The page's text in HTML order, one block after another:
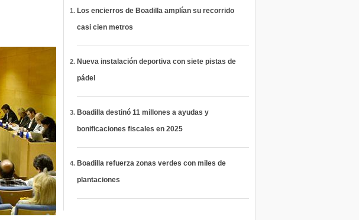
Los encierros de Boadilla amplían su recorrido
casi cien metros
Nueva instalación deportiva con siete pistas de
pádel
Boadilla destinó 11 millones a ayudas y
bonificaciones fiscales en 2025
Boadilla refuerza zonas verdes con miles de
plantaciones